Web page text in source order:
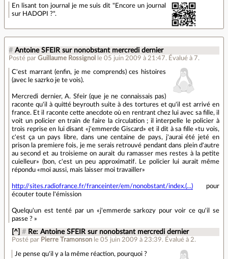
En lisant ton journal je me suis dit "Encore un journal
sur HADOPI ?".
# Antoine SFEIR sur nonobstant mercredi dernier
Posté par Guillaume Rossignol le 05 juin 2009 à 21:47. Évalué à 7.
C'est marrant (enfin, je me comprends) ces histoires
(avec le sazrko je te vois).
Mercredi dernier, A. Sfeir (que je ne connaissais pas)
raconte qu'il à quitté beyrouth suite à des tortures et qu'il est arrivé en
france. Et il raconte cette anecdote où en rentrant chez lui avec sa fille, il
voit un policier en train de faire la circulation ; il interpelle le policier à
trois reprise en lui disant «j'emmerde Giscard» et il dit à sa fille «tu vois,
c'est ça un pays libre, dans une centaine de pays, j'aurai été jeté en
prison la premiere fois, je me serais retrouvé pendant dans plein d'autre
au second et au troisieme on aurait du ramasser mes restes à la petite
cuielleur» (bon, c'est un peu approximatif. Le policier lui aurait même
répondu «moi aussi, mais laisser moi travailler»
http://sites.radiofrance.fr/franceinter/em/nonobstant/index.(...) pour
écouter toute l'émission
Quelqu'un est tenté par un «j'emmerde sarkozy pour voir ce qu'il se
passe ? »
[^] # Re: Antoine SFEIR sur nonobstant mercredi dernier
Posté par Pierre Tramonson le 05 juin 2009 à 23:39. Évalué à2.
Je pense qu'il y a la même réaction, pourquoi ?